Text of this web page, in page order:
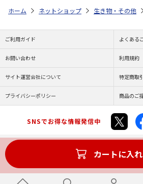
カートに入
ホーム ネットショップ 生き物・その他
ご利用ガイド よくある
お問い合わせ 利用規約
サイト運営会社について 特定商取
プライバシーポリシー 商品のご
SNSでお得な情報発信中